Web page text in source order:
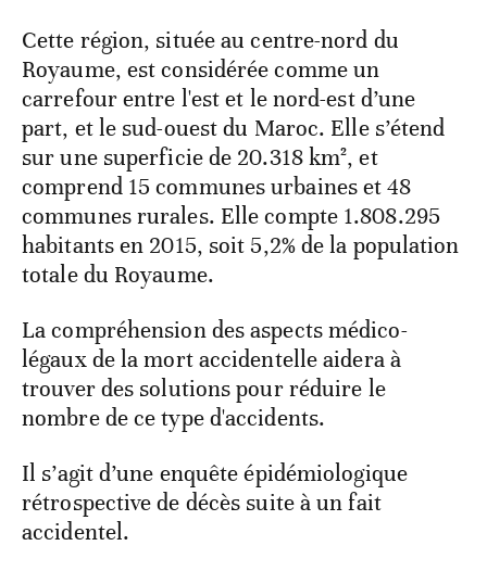
Cette région, située au centre-nord du
Royaume, est considérée comme un
carrefour entre l'est et le nord-est d’une
part, et le sud-ouest du Maroc. Elle s’étend
sur une superficie de 20.318 km², et
comprend 15 communes urbaines et 48
communes rurales. Elle compte 1.808.295
habitants en 2015, soit 5,2% de la population
totale du Royaume.
La compréhension des aspects médico-
légaux de la mort accidentelle aidera à
trouver des solutions pour réduire le
nombre de ce type d'accidents.
Il s’agit d’une enquête épidémiologique
rétrospective de décès suite à un fait
accidentel.